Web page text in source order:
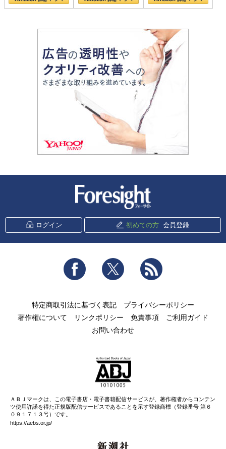
ログイン 初めての方 会員登録
Facebook Twitter
特定商取引法に基づく表記
プライバシーポリシー
著作権について
リンクポリシー 免責事項
ご利用ガイド
お問い合わせ
ＡＢＪマークは、この電子書店・電子書籍配信サービスが、著作権者からコンテン
ツ使用許諾を得た正規版配信サービスであることを示す登録商標（登録番号 第６
０９１７１３号）です。
https://aebs.or.jp/